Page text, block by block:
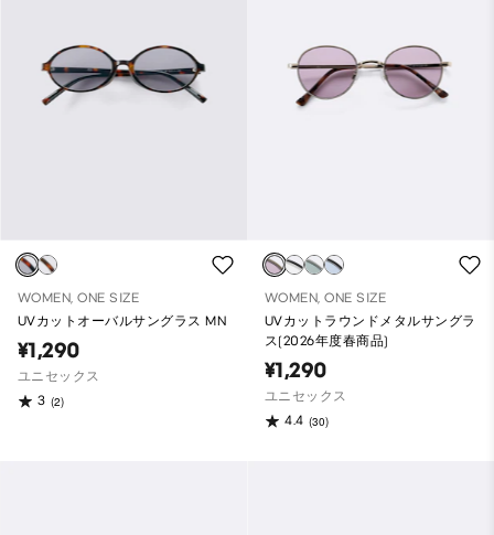
WOMEN, ONE SIZE
UVカットオーバルサングラス MN
¥1,290
ユニセックス
3 (2)
WOMEN, ONE SIZE
UVカットラウンドメタルサングラ
ス(2026年度春商品)
¥1,290
ユニセックス
4.4 (30)